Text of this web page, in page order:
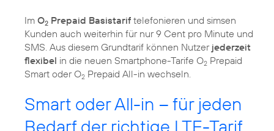
Im O2 Prepaid Basistarif telefonieren und simsen
Kunden auch weiterhin für nur 9 Cent pro Minute und
SMS. Aus diesem Grundtarif können Nutzer jederzeit
flexibel in die neuen Smartphone-Tarife O2 Prepaid
Smart oder O2 Prepaid All-in wechseln.
Smart oder All-in – für jeden
Bedarf der richtige LTE-Tarif